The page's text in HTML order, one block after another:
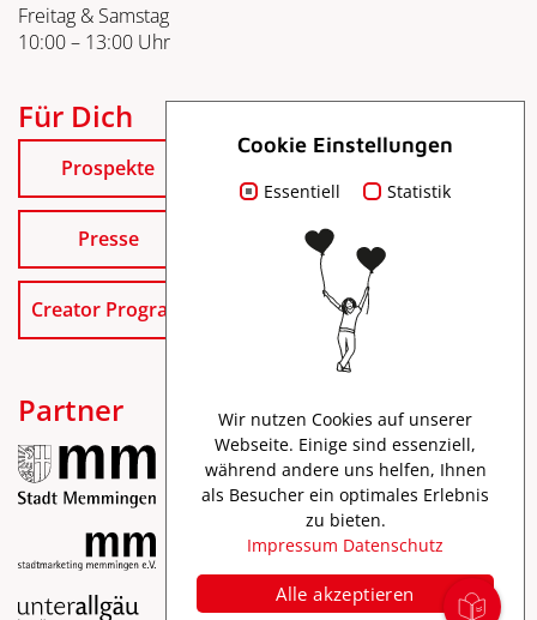
Freitag & Samstag
10:00 – 13:00 Uhr
Für Dich
Prospekte
Presse
Creator Program
Partner
Cookie Einstellungen
Essentiell Statistik
Wir nutzen Cookies auf unserer
Webseite. Einige sind essenziell,
während andere uns helfen, Ihnen
als Besucher ein optimales Erlebnis
zu bieten.
Impressum Datenschutz
Alle akzeptieren